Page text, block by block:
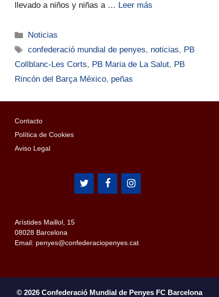
llevado a niños y niñas a … Leer más
Noticias
confederació mundial de penyes, noticias, PB
Collblanc-Les Corts, PB Maria de La Salut, PB
Rincón del Barça México, peñas
Contacto
Política de Cookies
Aviso Legal
Arístides Maillol, 15
08028 Barcelona
Email: penyes@confederaciopenyes.cat
© 2026 Confederació Mundial de Penyes FC Barcelona